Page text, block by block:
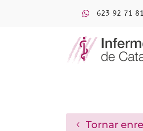
623 92 71 81
Tornar